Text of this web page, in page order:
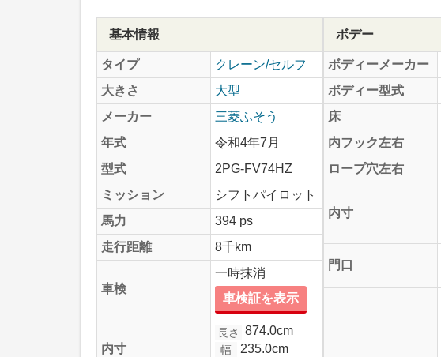
基本情報
タイプ
クレーン/セルフ
大きさ
大型
メーカー
三菱ふそう
年式
令和4年7月
型式
2PG-FV74HZ
ミッション
シフトパイロット
馬力
394 ps
走行距離
8千km
車検
一時抹消
車検証を表示
内寸
長さ 874.0cm
幅 235.0cm
ボデー
ボディーメーカー
ボディー型式
床
内フック左右
ロープ穴左右
内寸
門口